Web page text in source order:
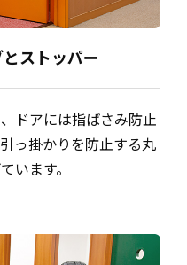
ストッパー
ドアには指ばさみ防止
っ掛かりを防止する丸
います。